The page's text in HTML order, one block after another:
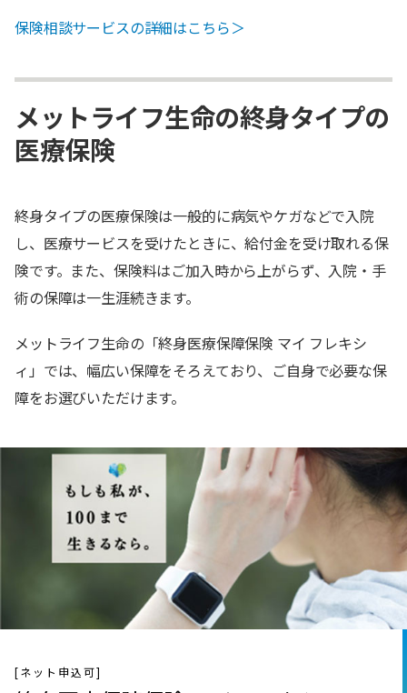
保険相談サービスの詳細はこちら＞
メットライフ生命の終身タイプの
医療保険
終身タイプの医療保険は一般的に病気やケガなどで入院
し、医療サービスを受けたときに、給付金を受け取れる保
険です。また、保険料はご加入時から上がらず、入院・手
術の保障は一生涯続きます。
メットライフ生命の「終身医療保障保険 マイ フレキシ
ィ」では、幅広い保障をそろえており、ご自身で必要な保
障をお選びいただけます。
[ネット申込可]